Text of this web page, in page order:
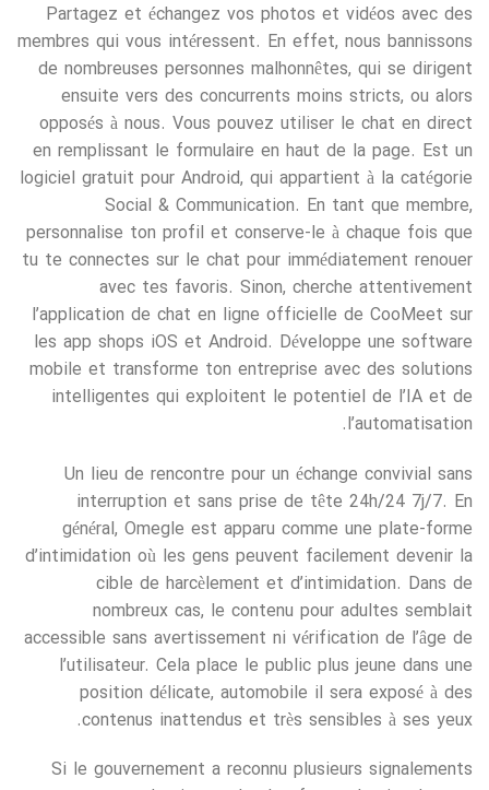
Partagez et échangez vos photos et vidéos avec des
membres qui vous intéressent. En effet, nous bannissons
de nombreuses personnes malhonnêtes, qui se dirigent
ensuite vers des concurrents moins stricts, ou alors
opposés à nous. Vous pouvez utiliser le chat en direct
en remplissant le formulaire en haut de la page. Est un
logiciel gratuit pour Android, qui appartient à la catégorie
Social & Communication. En tant que membre,
personnalise ton profil et conserve-le à chaque fois que
tu te connectes sur le chat pour immédiatement renouer
avec tes favoris. Sinon, cherche attentivement
l’application de chat en ligne officielle de CooMeet sur
les app shops iOS et Android. Développe une software
mobile et transforme ton entreprise avec des solutions
intelligentes qui exploitent le potentiel de l’IA et de
l’automatisation.
Un lieu de rencontre pour un échange convivial sans
interruption et sans prise de tête 24h/24 7j/7. En
général, Omegle est apparu comme une plate-forme
d’intimidation où les gens peuvent facilement devenir la
cible de harcèlement et d’intimidation. Dans de
nombreux cas, le contenu pour adultes semblait
accessible sans avertissement ni vérification de l’âge de
l’utilisateur. Cela place le public plus jeune dans une
position délicate, automobile il sera exposé à des
contenus inattendus et très sensibles à ses yeux.
Si le gouvernement a reconnu plusieurs signalements